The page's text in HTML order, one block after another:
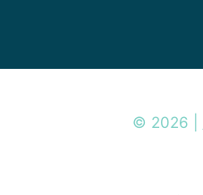
© 2026 |